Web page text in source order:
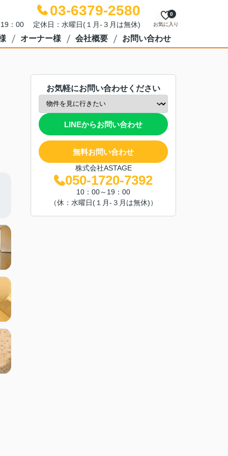
03-6379-2580
：00 定休日：水曜日(１月-３月は無休) お気に入り
0
オーナー様 会社概要 お問い合わせ
お気軽にお問い合わせください
LINEからお問い合わせ
無料お問い合わせ
株式会社ASTAGE
050-1720-7392
10：00～19：00
（休：水曜日(１月-３月は無休)）